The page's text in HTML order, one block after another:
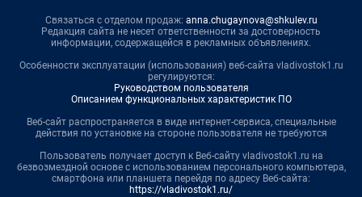
Связаться с отделом продаж: anna.chugaynova@shkulev.ru
Редакция сайта не несет ответственности за достоверность
информации, содержащейся в рекламных объявлениях.
Особенности эксплуатации (использования) веб-сайта vladivostok1.ru
регулируются:
Руководством пользователя
Описанием функциональных характеристик ПО
Веб-сайт распространяется в виде интернет-сервиса, специальные
действия по установке на стороне пользователя не требуются
Пользователь получает доступ к Веб-сайту vladivostok1.ru на
безвозмездной основе с использованием персонального компьютера,
смартфона или планшета перейдя по адресу Веб-сайта:
https://vladivostok1.ru/